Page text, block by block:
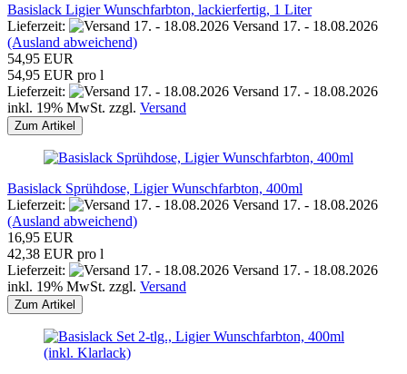
Basislack Ligier Wunschfarbton, lackierfertig, 1 Liter
Lieferzeit:
Versand 17. - 18.08.2026
(Ausland abweichend)
54,95 EUR
54,95 EUR pro l
Lieferzeit:
Versand 17. - 18.08.2026
inkl. 19% MwSt. zzgl. Versand
Zum Artikel
Basislack Sprühdose, Ligier Wunschfarbton, 400ml
Lieferzeit:
Versand 17. - 18.08.2026
(Ausland abweichend)
16,95 EUR
42,38 EUR pro l
Lieferzeit:
Versand 17. - 18.08.2026
inkl. 19% MwSt. zzgl. Versand
Zum Artikel